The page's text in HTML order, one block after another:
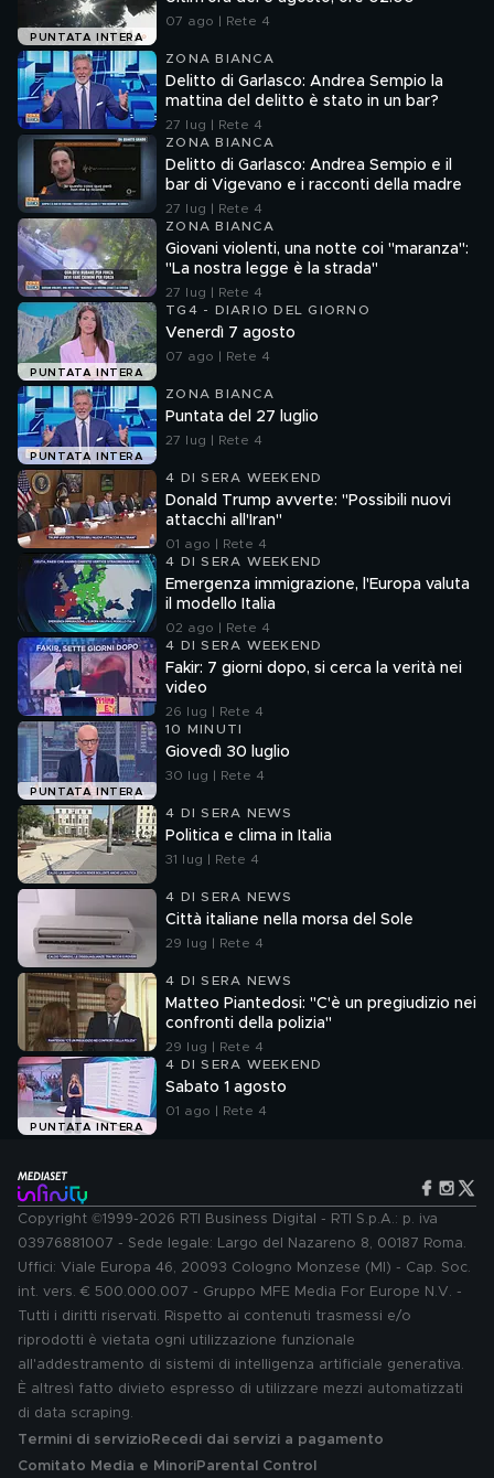
PUNTATA INTERA
07 ago | Rete 4
ZONA BIANCA
Delitto di Garlasco: Andrea Sempio la
mattina del delitto è stato in un bar?
27 lug | Rete 4
ZONA BIANCA
Delitto di Garlasco: Andrea Sempio e il
bar di Vigevano e i racconti della madre
27 lug | Rete 4
ZONA BIANCA
Giovani violenti, una notte coi "maranza":
"La nostra legge è la strada"
27 lug | Rete 4
PUNTATA INTERA
TG4 - DIARIO DEL GIORNO
Venerdì 7 agosto
07 ago | Rete 4
PUNTATA INTERA
ZONA BIANCA
Puntata del 27 luglio
27 lug | Rete 4
4 DI SERA WEEKEND
Donald Trump avverte: "Possibili nuovi
attacchi all'Iran"
01 ago | Rete 4
4 DI SERA WEEKEND
Emergenza immigrazione, l'Europa valuta
il modello Italia
02 ago | Rete 4
4 DI SERA WEEKEND
Fakir: 7 giorni dopo, si cerca la verità nei
video
26 lug | Rete 4
PUNTATA INTERA
10 MINUTI
Giovedì 30 luglio
30 lug | Rete 4
4 DI SERA NEWS
Politica e clima in Italia
31 lug | Rete 4
4 DI SERA NEWS
Città italiane nella morsa del Sole
29 lug | Rete 4
4 DI SERA NEWS
Matteo Piantedosi: "C'è un pregiudizio nei
confronti della polizia"
29 lug | Rete 4
PUNTATA INTERA
4 DI SERA WEEKEND
Sabato 1 agosto
01 ago | Rete 4
Copyright ©1999-2026 RTI Business Digital - RTI S.p.A.: p. iva
03976881007 - Sede legale: Largo del Nazareno 8, 00187 Roma.
Uffici: Viale Europa 46, 20093 Cologno Monzese (MI) - Cap. Soc.
int. vers. € 500.000.007 - Gruppo MFE Media For Europe N.V. -
Tutti i diritti riservati. Rispetto ai contenuti trasmessi e/o
riprodotti è vietata ogni utilizzazione funzionale
all'addestramento di sistemi di intelligenza artificiale generativa.
È altresì fatto divieto espresso di utilizzare mezzi automatizzati
di data scraping.
Termini di servizio Recedi dai servizi a pagamento
Comitato Media e MinoriParental Control